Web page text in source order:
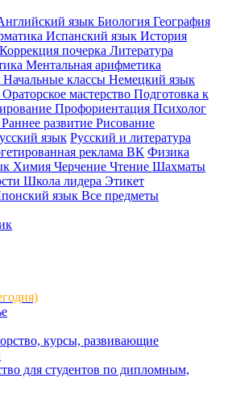
язык Биология География
Испанский язык История
Коррекция почерка Литература
Ментальная арифметика
Начальные классы Немецкий язык
Ораторское мастерство Подготовка к
Профориентация Психолог
Раннее развитие Рисование
язык Русский и литература
реклама ВК Физика
Химия Черчение Чтение Шахматы
Школа лидера Этикет
язык Все предметы
курсы, развивающие
для студентов по дипломным,